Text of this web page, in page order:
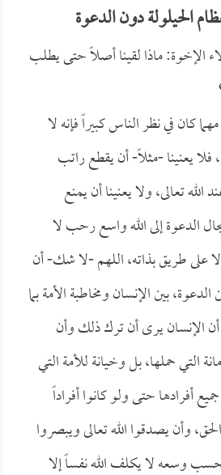
الحيلولة دون الدعوة
الإخوة: ماذا لقينا أصلاً حتى يطلب
كان في نظر الناس كبيراً فإنه لا
فلا يعنينا -مثلاً- أن يقطع راتب
تعالى، ولا يعنينا أن يمنع
الدعوة إلى الله واسع رحب لا
على طريق بذاته، اللهم -لا شك- أن
الدعوة، بين الإنسان ومخاطبة الأمة بما
أن الإنسان يرى أن ترك ذلك وأن
التي حملها، بل وخيانة للأمة التي
أفرادها حتى ولو كانوا أفراداً
وأن يصدقوا الله تعالى ويبصروا
وسعه لا يكلف الله نفساً إلا